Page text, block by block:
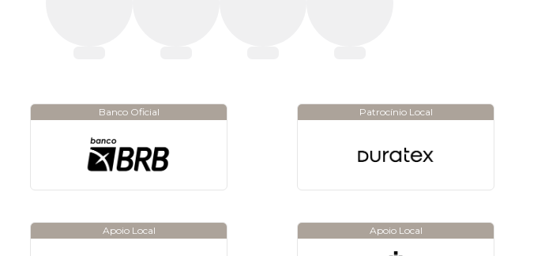
Banco Oficial Patrocínio Local
Apoio Local Apoio Local